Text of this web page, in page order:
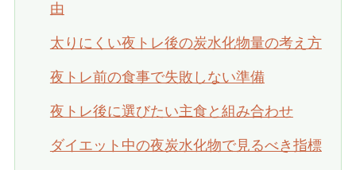
由
太りにくい夜トレ後の炭水化物量の考え方
夜トレ前の食事で失敗しない準備
夜トレ後に選びたい主食と組み合わせ
ダイエット中の夜炭水化物で見るべき指標